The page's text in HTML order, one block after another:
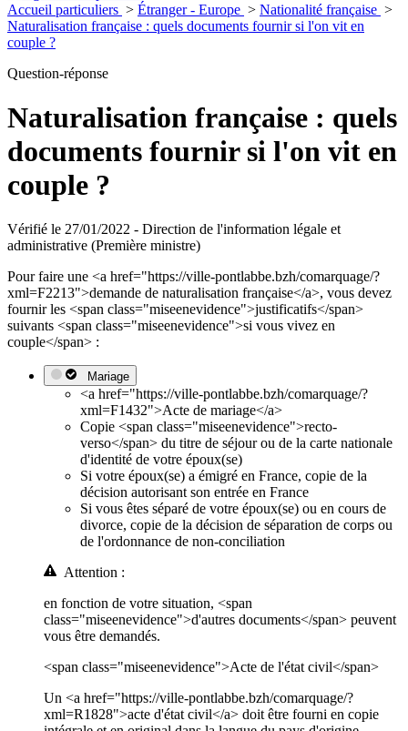
Accueil particuliers > Étranger - Europe > Nationalité française >
Naturalisation française : quels documents fournir si l'on vit en
couple ?
Question-réponse
Naturalisation française : quels
documents fournir si l'on vit en
couple ?
Vérifié le 27/01/2022 - Direction de l'information légale et
administrative (Première ministre)
Pour faire une <a href="https://ville-pontlabbe.bzh/comarquage/?
xml=F2213">demande de naturalisation française</a>, vous devez
fournir les <span class="miseenevidence">justificatifs</span>
suivants <span class="miseenevidence">si vous vivez en
couple</span> :
Mariage
<a href="https://ville-pontlabbe.bzh/comarquage/?
xml=F1432">Acte de mariage</a>
Copie <span class="miseenevidence">recto-
verso</span> du titre de séjour ou de la carte nationale
d'identité de votre époux(se)
Si votre époux(se) a émigré en France, copie de la
décision autorisant son entrée en France
Si vous êtes séparé de votre époux(se) ou en cours de
divorce, copie de la décision de séparation de corps ou
de l'ordonnance de non-conciliation
Attention :
en fonction de votre situation, <span
class="miseenevidence">d'autres documents</span> peuvent
vous être demandés.
<span class="miseenevidence">Acte de l'état civil</span>
Un <a href="https://ville-pontlabbe.bzh/comarquage/?
xml=R1828">acte d'état civil</a> doit être fourni en copie